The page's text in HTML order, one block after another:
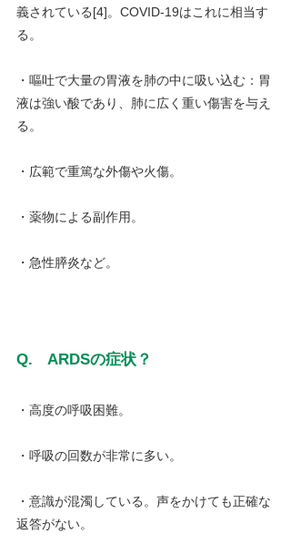
義されている[4]。COVID-19はこれに相当す
る。
・嘔吐で大量の胃液を肺の中に吸い込む：胃
液は強い酸であり、肺に広く重い傷害を与え
る。
・広範で重篤な外傷や火傷。
・薬物による副作用。
・急性膵炎など。
Q.　ARDSの症状？
・高度の呼吸困難。
・呼吸の回数が非常に多い。
・意識が混濁している。声をかけても正確な
返答がない。